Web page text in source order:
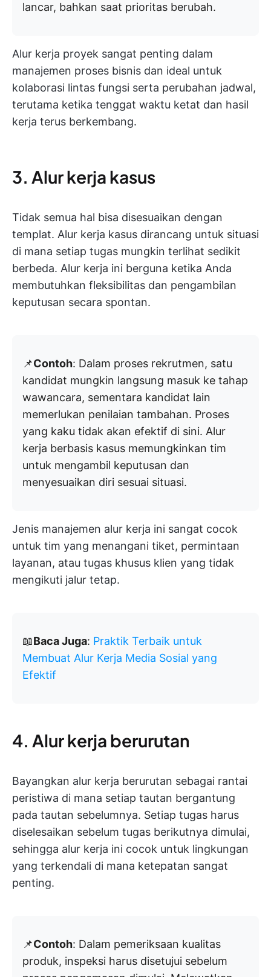
lancar, bahkan saat prioritas berubah.
Alur kerja proyek sangat penting dalam
manajemen proses bisnis dan ideal untuk
kolaborasi lintas fungsi serta perubahan jadwal,
terutama ketika tenggat waktu ketat dan hasil
kerja terus berkembang.
3. Alur kerja kasus
Tidak semua hal bisa disesuaikan dengan
templat. Alur kerja kasus dirancang untuk situasi
di mana setiap tugas mungkin terlihat sedikit
berbeda. Alur kerja ini berguna ketika Anda
membutuhkan fleksibilitas dan pengambilan
keputusan secara spontan.
📌Contoh: Dalam proses rekrutmen, satu
kandidat mungkin langsung masuk ke tahap
wawancara, sementara kandidat lain
memerlukan penilaian tambahan. Proses
yang kaku tidak akan efektif di sini. Alur
kerja berbasis kasus memungkinkan tim
untuk mengambil keputusan dan
menyesuaikan diri sesuai situasi.
Jenis manajemen alur kerja ini sangat cocok
untuk tim yang menangani tiket, permintaan
layanan, atau tugas khusus klien yang tidak
mengikuti jalur tetap.
📖Baca Juga: Praktik Terbaik untuk
Membuat Alur Kerja Media Sosial yang
Efektif
4. Alur kerja berurutan
Bayangkan alur kerja berurutan sebagai rantai
peristiwa di mana setiap tautan bergantung
pada tautan sebelumnya. Setiap tugas harus
diselesaikan sebelum tugas berikutnya dimulai,
sehingga alur kerja ini cocok untuk lingkungan
yang terkendali di mana ketepatan sangat
penting.
📌Contoh: Dalam pemeriksaan kualitas
produk, inspeksi harus disetujui sebelum